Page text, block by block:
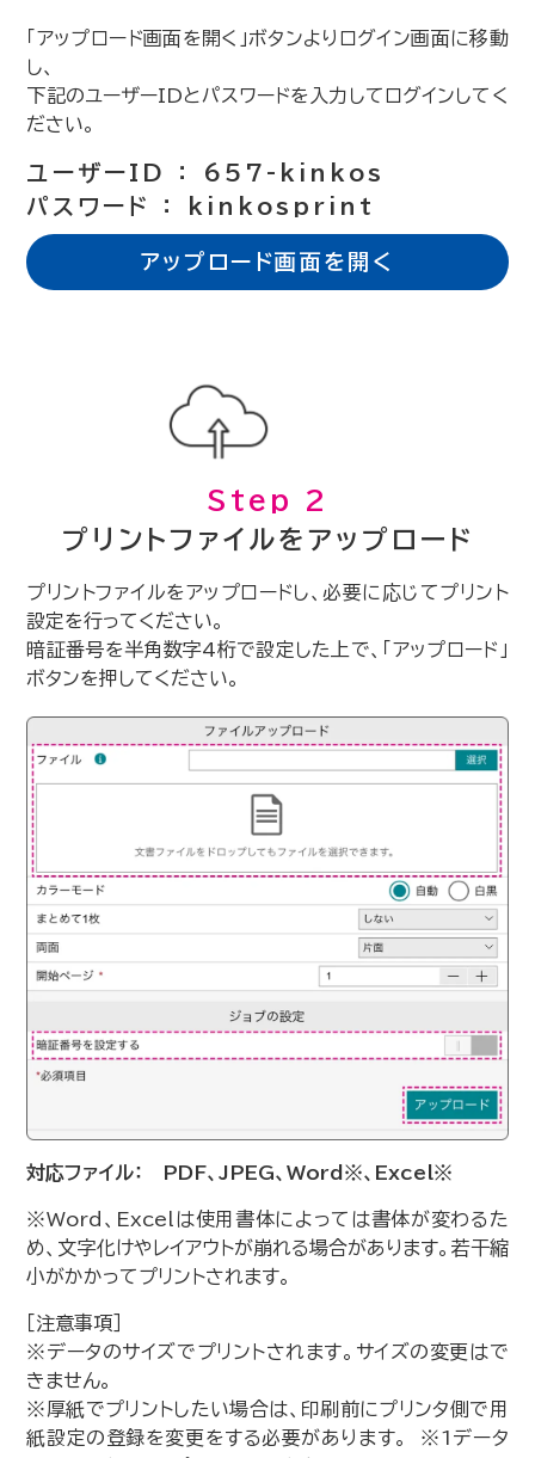
「アップロード画面を開く」ボタンよりログイン画面に移動
し、
下記のユーザーIDとパスワードを入力してログインしてく
ださい。
ユーザーID ： 657-kinkos
パスワード ： kinkosprint
アップロード画面を開く
Step 2
プリントファイルをアップロード
プリントファイルをアップロードし、必要に応じてプリント
設定を行ってください。
暗証番号を半角数字4桁で設定した上で、「アップロード」
ボタンを押してください。
対応ファイル： PDF、JPEG、Word※、Excel※
※Word、Excelは使用書体によっては書体が変わるた
め、文字化けやレイアウトが崩れる場合があります。若干縮
小がかかってプリントされます。
［注意事項］
※データのサイズでプリントされます。サイズの変更はで
きません。
※厚紙でプリントしたい場合は、印刷前にプリンタ側で用
紙設定の登録を変更をする必要があります。 ※1データ